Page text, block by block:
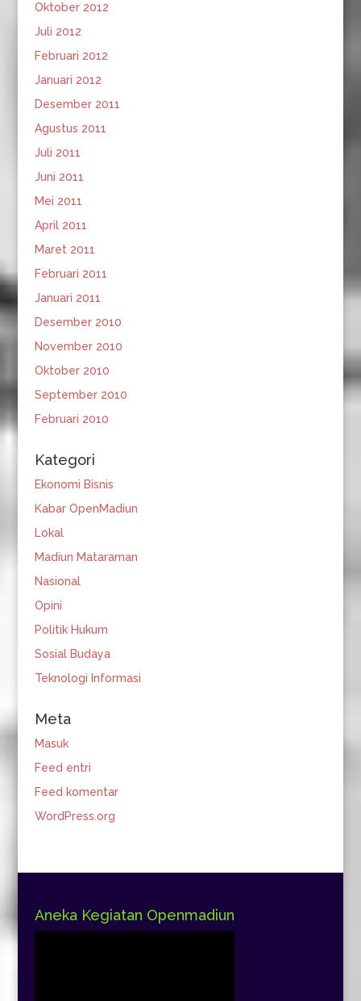
Oktober 2012
Juli 2012
Februari 2012
Januari 2012
Desember 2011
Agustus 2011
Juli 2011
Juni 2011
Mei 2011
April 2011
Maret 2011
Februari 2011
Januari 2011
Desember 2010
November 2010
Oktober 2010
September 2010
Februari 2010
Kategori
Ekonomi Bisnis
Kabar OpenMadiun
Lokal
Madiun Mataraman
Nasional
Opini
Politik Hukum
Sosial Budaya
Teknologi Informasi
Meta
Masuk
Feed entri
Feed komentar
WordPress.org
Aneka Kegiatan Openmadiun